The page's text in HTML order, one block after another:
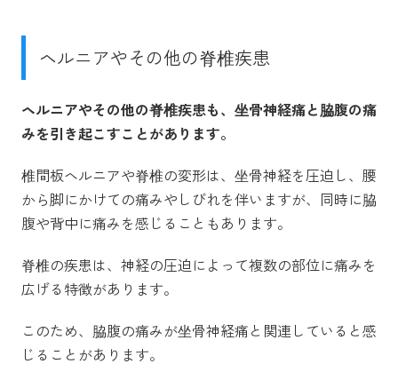
ヘルニアやその他の脊椎疾患
ヘルニアやその他の脊椎疾患も、坐骨神経痛と脇腹の痛
みを引き起こすことがあります。
椎間板ヘルニアや脊椎の変形は、坐骨神経を圧迫し、腰
から脚にかけての痛みやしびれを伴いますが、同時に脇
腹や背中に痛みを感じることもあります。
脊椎の疾患は、神経の圧迫によって複数の部位に痛みを
広げる特徴があります。
このため、脇腹の痛みが坐骨神経痛と関連していると感
じることがあります。